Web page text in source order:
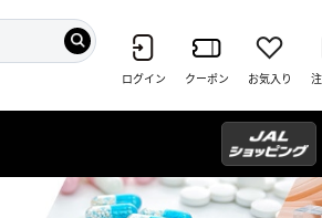
ログイン クーポン お気入り